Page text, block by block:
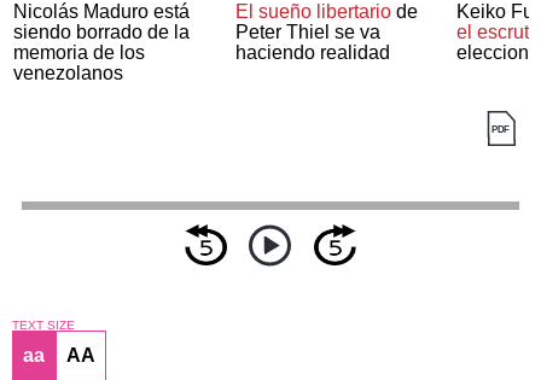
Nicolás Maduro está
siendo borrado de la
memoria de los
venezolanos
El sueño libertariode
Peter Thiel se va
haciendo realidad
Keiko
el
TEXT SIZE
aa AA